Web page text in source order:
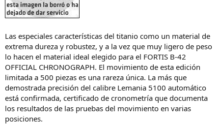
Las especiales características del titanio como un material de
extrema dureza y robustez, y a la vez que muy ligero de peso
lo hacen el material ideal elegido para el FORTIS B-42
OFFICIAL CHRONOGRAPH. El movimiento de esta edición
limitada a 500 piezas es una rareza única. La más que
demostrada precisión del calibre Lemania 5100 automático
está confirmada, certificado de cronometría que documenta
los resultados de las pruebas del movimiento en varias
posiciones.